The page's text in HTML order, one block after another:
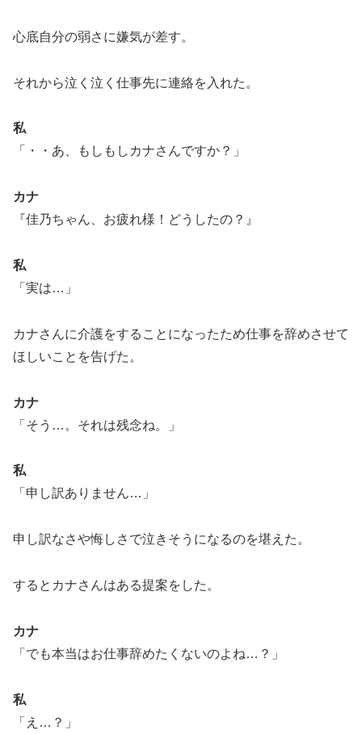
心底自分の弱さに嫌気が差す。
それから泣く泣く仕事先に連絡を入れた。
私
「・・あ、もしもしカナさんですか？」
カナ
『佳乃ちゃん、お疲れ様！どうしたの？』
私
「実は…」
カナさんに介護をすることになったため仕事を辞めさせて
ほしいことを告げた。
カナ
「そう…。それは残念ね。」
私
「申し訳ありません…」
申し訳なさや悔しさで泣きそうになるのを堪えた。
するとカナさんはある提案をした。
カナ
「でも本当はお仕事辞めたくないのよね…？」
私
「え…？」